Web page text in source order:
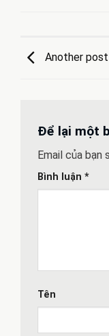
Another
Để lại một
Email của bạn
Bình luận *
Tên